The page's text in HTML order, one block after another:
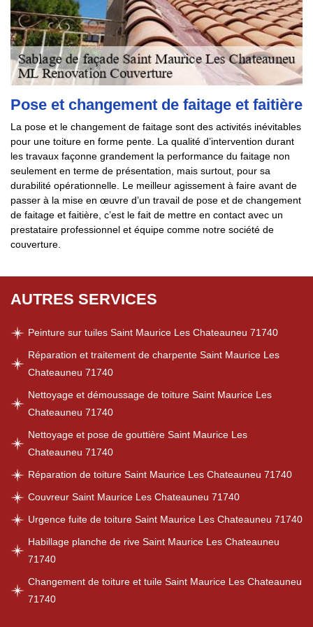
Pose et changement de faitage et faitière
La pose et le changement de faitage sont des activités inévitables
pour une toiture en forme pente. La qualité d’intervention durant
les travaux façonne grandement la performance du faitage non
seulement en terme de présentation, mais surtout, pour sa
durabilité opérationnelle. Le meilleur agissement à faire avant de
passer à la mise en œuvre d’un travail de pose et de changement
de faitage et faitière, c’est le fait de mettre en contact avec un
prestataire professionnel et équipe comme notre société de
couverture.
AUTRES SERVICES
Peinture sur tuiles Saint Maurice Les Chateauneu 71740
Réparation et traitement de charpente Saint Maurice Les
Chateauneu 71740
Nettoyage et démoussage de toiture Saint Maurice Les
Chateauneu 71740
Nettoyage et pose de gouttière Saint Maurice Les
Chateauneu 71740
Réparation de toiture Saint Maurice Les Chateauneu 71740
Couvreur Saint Maurice Les Chateauneu 71740
Urgence fuite de toiture Saint Maurice Les Chateauneu 71740
Habillage planche de rive Saint Maurice Les Chateauneu
71740
Changement de toiture et tuile Saint Maurice Les Chateauneu
71740